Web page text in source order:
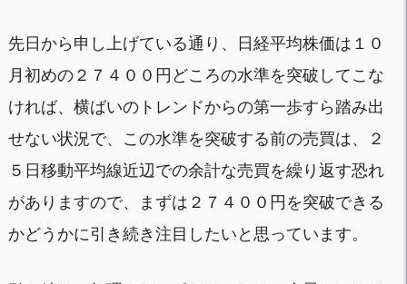
先日から申し上げている通り、日経平均株価は１０
月初めの２７４００円どころの水準を突破してこな
ければ、横ばいのトレンドからの第一歩すら踏み出
せない状況で、この水準を突破する前の売買は、２
５日移動平均線近辺での余計な売買を繰り返す恐れ
がありますので、まずは２７４００円を突破できる
かどうかに引き続き注目したいと思っています。